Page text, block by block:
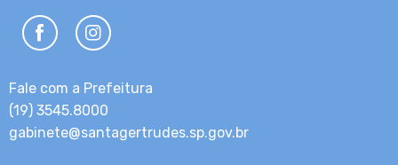
Fale com a Prefeitura
(19) 3545.8000
gabinete@santagertrudes.sp.gov.br